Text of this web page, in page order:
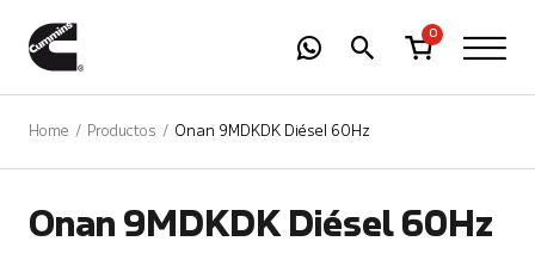
0
Home Productos Onan 9MDKDK Diésel 60Hz
Onan 9MDKDK Diésel 60Hz